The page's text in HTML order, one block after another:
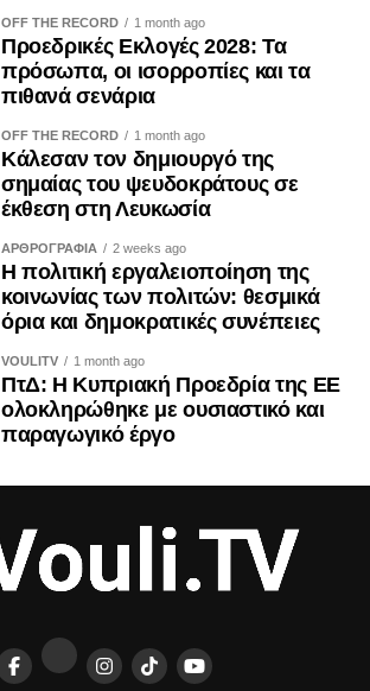
OFF THE RECORD 1 month ago
Προεδρικές Εκλογές 2028: Τα
πρόσωπα, οι ισορροπίες και τα
πιθανά σενάρια
OFF THE RECORD 1 month ago
Κάλεσαν τον δημιουργό της
σημαίας του ψευδοκράτους σε
έκθεση στη Λευκωσία
ΑΡΘΡΟΓΡΑΦΙΑ 2 weeks ago
Η πολιτική εργαλειοποίηση της
κοινωνίας των πολιτών: θεσμικά
όρια και δημοκρατικές συνέπειες
VOULITV 1 month ago
ΠτΔ: Η Κυπριακή Προεδρία της ΕΕ
ολοκληρώθηκε με ουσιαστικό και
παραγωγικό έργο